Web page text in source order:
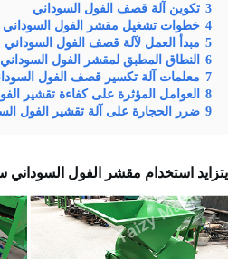
3 تكوين آلة قصف الفول السوداني
4 خطوات تشغيل مقشر الفول السوداني
5 مبدأ العمل لآلة قصف الفول السوداني
6
النطاق المطبق لمقشر الفول السوداني
7 معلمات آلة تكسير قصف الفول
8
العوامل المؤثرة على كفاءة تقشير
9 ضرر الحجارة على آلة تقشير الفول
يتزايد استخدام مقشر الفول السوداني